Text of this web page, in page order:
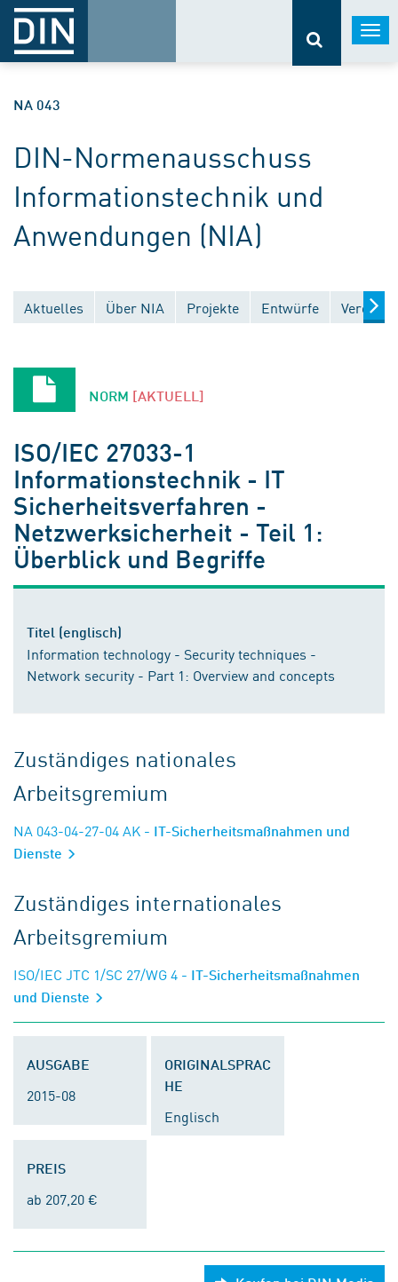
NA 043
DIN-Normenausschuss
Informationstechnik und
Anwendungen (NIA)
Aktuelles Über NIA Projekte Entwürfe
NORM [AKTUELL]
ISO/IEC 27033-1
Informationstechnik - IT
Sicherheitsverfahren -
Netzwerksicherheit - Teil 1:
Überblick und Begriffe
Titel (englisch)
Information technology - Security techniques -
Network security - Part 1: Overview and concepts
Zuständiges nationales
Arbeitsgremium
NA 043-04-27-04 AK - IT-Sicherheitsmaßnahmen und
Dienste
Zuständiges internationales
Arbeitsgremium
ISO/IEC JTC 1/SC 27/WG 4 - IT-Sicherheitsmaßnahmen
und Dienste
AUSGABE
2015-08
ORIGINALSPRAC
HE
Englisch
PREIS
ab 207,20 €